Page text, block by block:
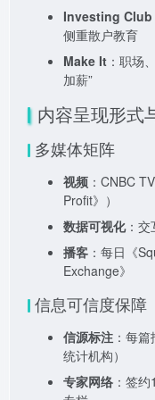
Investing Club
侧重散户教育
Make It ：职场
加薪”
内容呈现形式
多媒体矩阵
视频 ：CNBC
Profit》）
数据可视化：交
播客 ：每日《
Exchange》
信息可信度保障
信源标注 ：每
统计机构）
专家网络 ：签